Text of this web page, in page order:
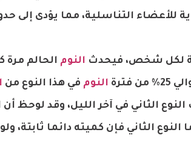
للأعضاء التناسلية، مما يؤدى إلى
لكل شخص، فيحدث النوم الحالم
النوم في هذا النوع من
الثاني في آخر الليل، وقد لوحظ
النوع الثاني فإن كميته دائما ثابتة،